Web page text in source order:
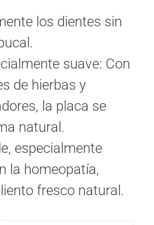
los dientes sin
suave: Con
de hierbas y
la placa se
natural.
especialmente
la homeopatía,
fresco natural.